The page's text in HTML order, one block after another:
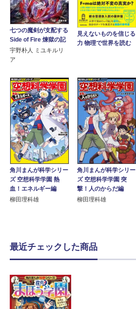
七つの魔剣が支配する
Side of Fire 煉獄の記
宇野朴人 ミユキルリ
ア
見えないものを信じる
力 物理で世界を読む
角川まんが科学シリー
ズ 空想科学学園 熱
血！エネルギー編
柳田理科雄
角川まんが科学シリー
ズ 空想科学学園 突
撃！人のからだ編
柳田理科雄
最近チェックした商品